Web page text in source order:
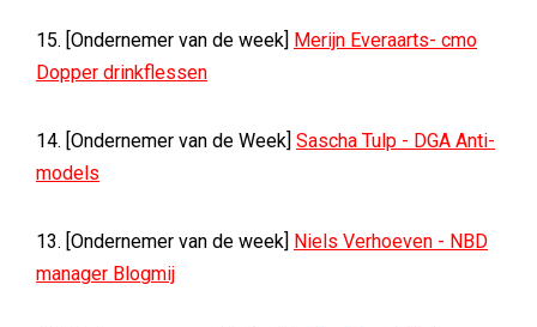
15. [Ondernemer van de week] Merijn Everaarts- cmo
Dopper drinkflessen
14. [Ondernemer van de Week] Sascha Tulp - DGA Anti-
models
13. [Ondernemer van de week] Niels Verhoeven - NBD
manager Blogmij